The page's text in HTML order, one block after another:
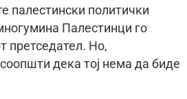
палестински политички
Палестинци го
претседател. Но,
дека тој нема да биде